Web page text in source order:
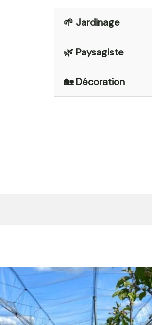
🌱 Jardinage
🌿 Paysagiste
🏡 Décoration